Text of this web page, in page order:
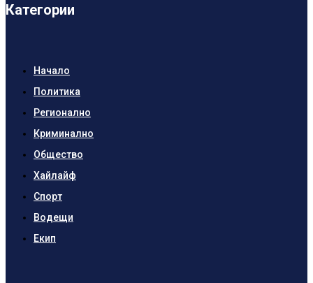
Категории
Начало
Политика
Регионално
Криминално
Общество
Хайлайф
Спорт
Водещи
Екип